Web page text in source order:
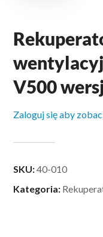
V500
Zaloguj się aby
SKU:40-010
Kategoria: